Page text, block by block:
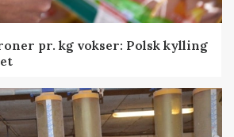
pr. kg vokser: Polsk kylling